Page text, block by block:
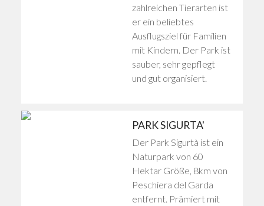
zahlreichen Tierarten ist
er ein beliebtes
Ausflugsziel für Familien
mit Kindern. Der Park ist
sauber, sehr gepflegt
und gut organisiert.
PARK SIGURTA'
Der Park Sigurtà ist ein
Naturpark von 60
Hektar Größe, 8km von
Peschiera del Garda
entfernt. Prämiert mit